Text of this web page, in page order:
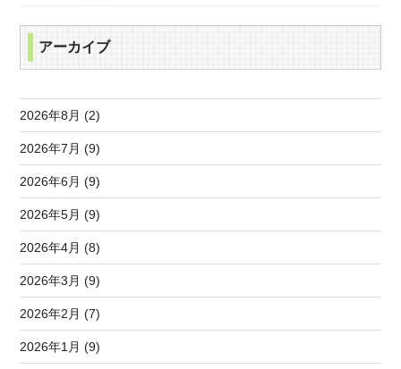
アーカイブ
2026年8月 (2)
2026年7月 (9)
2026年6月 (9)
2026年5月 (9)
2026年4月 (8)
2026年3月 (9)
2026年2月 (7)
2026年1月 (9)